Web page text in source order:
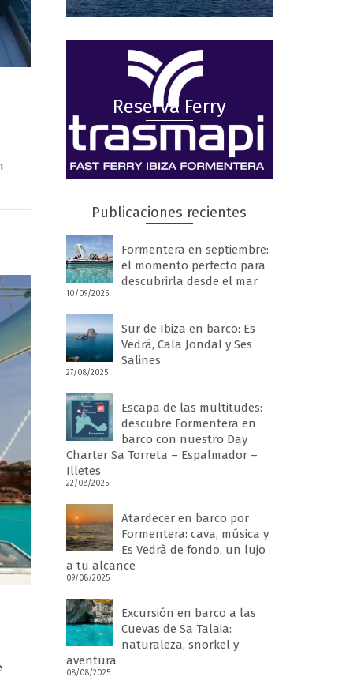
Reserva Ferry
Publicaciones recientes
Formentera en septiembre:
el momento perfecto para
descubrirla desde el mar
10/09/2025
Sur de Ibiza en barco: Es
Vedrá, Cala Jondal y Ses
Salines
27/08/2025
Escapa de las multitudes:
descubre Formentera en
barco con nuestro Day
Charter Sa Torreta – Espalmador –
Illetes
22/08/2025
Atardecer en barco por
Formentera: cava, música y
Es Vedrà de fondo, un lujo
a tu alcance
09/08/2025
Excursión en barco a las
Cuevas de Sa Talaia:
naturaleza, snorkel y
aventura
08/08/2025